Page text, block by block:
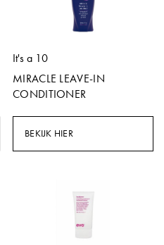
It's a 10
MIRACLE LEAVE-IN
CONDITIONER
BEKIJK HIER